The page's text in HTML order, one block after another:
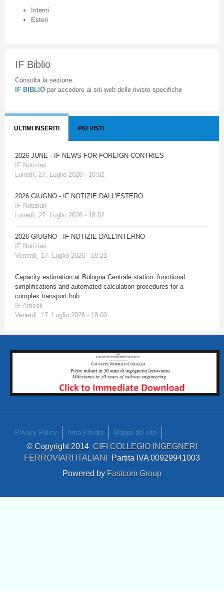
Interni
Esteri
IF Biblio
Consulta la sezione
IF BIBLIO per accedere ai siti web delle riviste specifiche
ULTIMI INSERITI PIÙ VISTI
2026 JUNE - IF NEWS FOR FOREIGN CONTRIES
IF Notiziari
Lunedì, 27. Luglio 2026 - 18:02
2026 GIUGNO - IF NOTIZIE DALL'ESTERO
IF Notiziari
Lunedì, 27. Luglio 2026 - 18:02
2026 GIUGNO - IF NOTIZIE DALL'INTERNO
IF Notiziari
Venerdì, 17. Luglio 2026 - 18:21
Capacity estimation at Bologna Centrale station: functional
simplifications and automated calculation procedures for a
complex transport hub
IF Articoli
Venerdì, 17. Luglio 2026 - 18:00
Privacy Policy Area Privata Mappa del sito
© Copyright 2014 CIFI COLLEGIO INGEGNERI
FERROVIARI ITALIANI Partita IVA 00929941003
Powered by Fastcom Group